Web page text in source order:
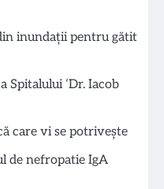
inundații pentru gătit
‘Dr. Iacob
care vi se potrivește
de nefropatie IgA